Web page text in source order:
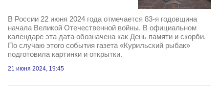
В России 22 июня 2024 года отмечается 83-я годовщина
начала Великой Отечественной войны. В официальном
календаре эта дата обозначена как День памяти и скорби.
По случаю этого события газета «Курильский рыбак»
подготовила картинки и открытки.
21 июня 2024, 19:45